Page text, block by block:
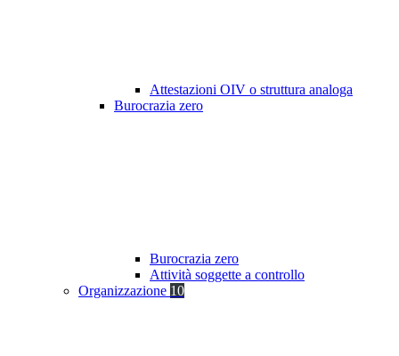
Attestazioni OIV o struttura analoga
Burocrazia zero
Burocrazia zero
Attività soggette a controllo
Organizzazione 10